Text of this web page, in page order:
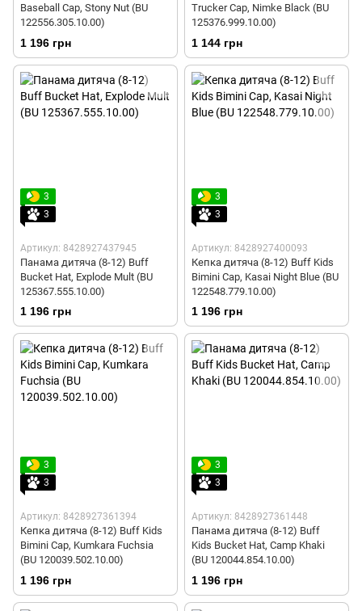
Baseball Cap, Stony Nut (BU
122556.305.10.00)
1 196 грн
Trucker Cap, Nimke Black (BU
125376.999.10.00)
1 144 грн
3
3
Артикул: 8428927437945
Панама дитяча (8-12) Buff
Bucket Hat, Explode Mult (BU
125367.555.10.00)
1 196 грн
3
3
Артикул: 8428927400093
Кепка дитяча (8-12) Buff Kids
Bimini Cap, Kasai Night Blue (BU
122548.779.10.00)
1 196 грн
3
3
Артикул: 8428927361394
Кепка дитяча (8-12) Buff Kids
Bimini Cap, Kumkara Fuchsia
(BU 120039.502.10.00)
1 196 грн
3
3
Артикул: 8428927361448
Панама дитяча (8-12) Buff
Kids Bucket Hat, Camp Khaki
(BU 120044.854.10.00)
1 196 грн